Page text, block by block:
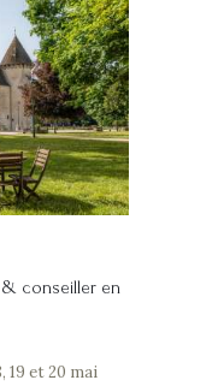
& conseiller en